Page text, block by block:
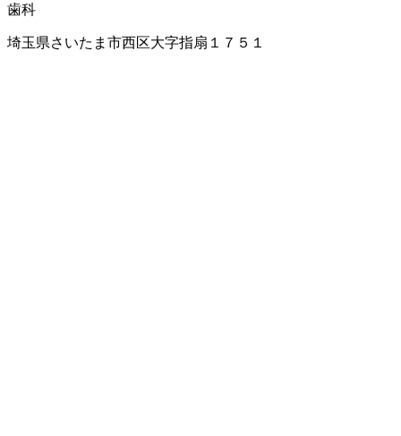
歯科
埼玉県さいたま市西区大字指扇１７５１